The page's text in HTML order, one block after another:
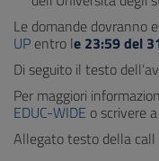
Le domande dovranno
UP entro le 23:59 del
Di seguito il testo
Per maggiori
EDUC-WIDE o scrivere
Allegato testo della call